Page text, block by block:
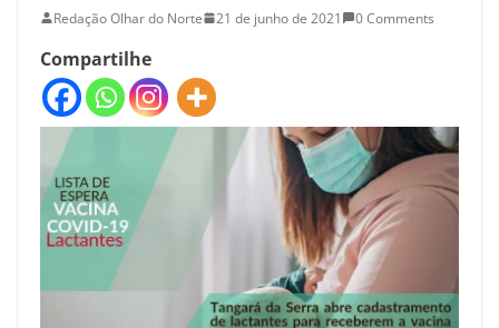
Redação Olhar do Norte 21 de junho de 2021 0 Comments
Compartilhe